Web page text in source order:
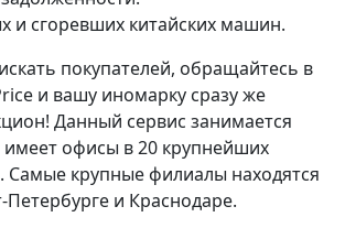
и сгоревших китайских машин.
покупателей, обращайтесь в
и вашу иномарку сразу же
Данный сервис занимается
офисы в 20 крупнейших
Самые крупные филиалы находятся
Петербурге и Краснодаре.